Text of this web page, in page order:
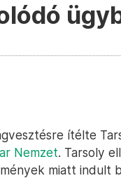
ítélte
Nemzet. Tarsoly
miatt indult